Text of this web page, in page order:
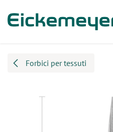
Forbici per tessuti